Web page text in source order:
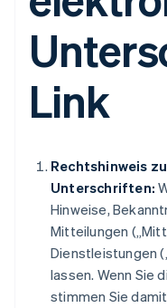
Link
Rechtshinweis
Unterschriften:
Hinweise,
Mitteilungen
Dienstleistungen
lassen. Wenn Sie
stimmen Sie